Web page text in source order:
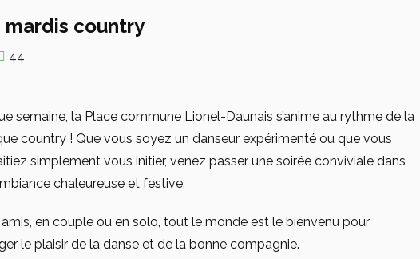
mardis country
44
semaine, la Place commune Lionel-Daunais s’anime au rythme de la
country ! Que vous soyez un danseur expérimenté ou que vous
simplement vous initier, venez passer une soirée conviviale dans
chaleureuse et festive.
amis, en couple ou en solo, tout le monde est le bienvenu pour
le plaisir de la danse et de la bonne compagnie.